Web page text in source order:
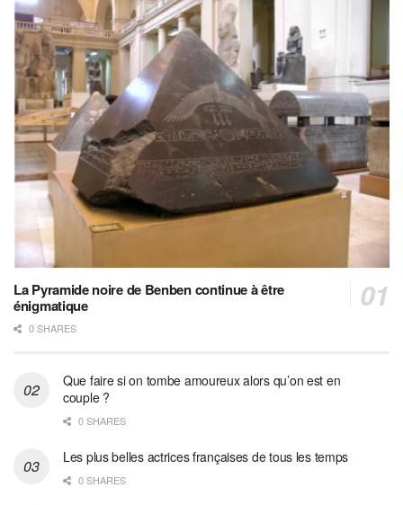
La Pyramide noire de Benben continue à être
énigmatique
0 SHARES
Que faire si on tombe amoureux alors qu’on est en
couple ?
0 SHARES
Les plus belles actrices françaises de tous les temps
0 SHARES